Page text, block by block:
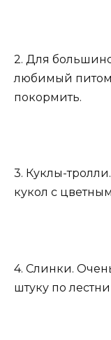
2. Для
любимый
покормить.
3. Куклы-
кукол с
4. Слинки.
штуку по